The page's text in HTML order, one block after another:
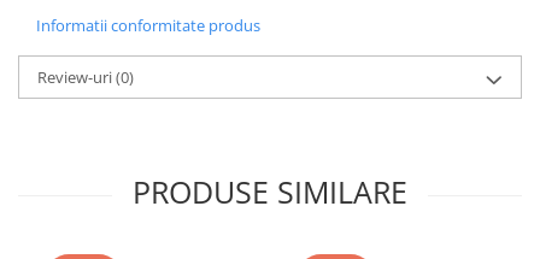
Informatii conformitate produs
Review-uri(0)
PRODUSE SIMILARE